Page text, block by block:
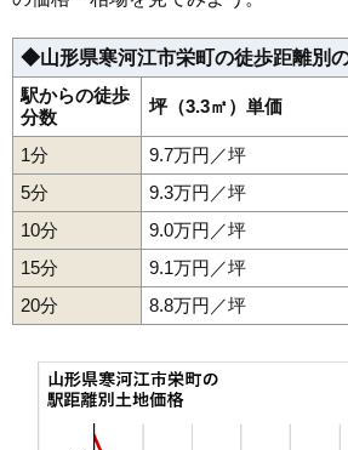
◆山形県寒河江市栄町の徒歩距離別
駅からの徒歩
分数
坪（3.3㎡）単価
1分
9.7万円／坪
5分
9.3万円／坪
10分
9.0万円／坪
15分
9.1万円／坪
20分
8.8万円／坪